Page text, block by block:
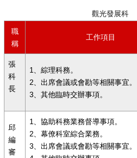
職
稱
工作項目
觀光發展科
張
科
長
1、綜理科務。
2、出席會議或會勘等相關事宜。
3、其他臨時交辦事項。
邱
編
審
1、協助科務業務督導事項。
2、幕僚科室綜合業務。
3、出席會議或會勘等相關事宜。